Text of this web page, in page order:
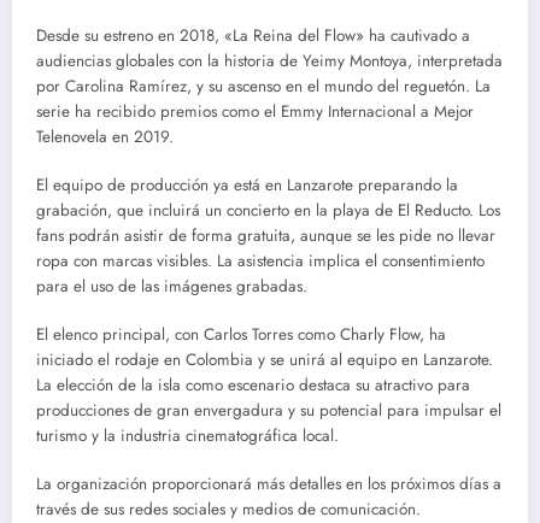
Desde su estreno en 2018, «La Reina del Flow» ha cautivado a
audiencias globales con la historia de Yeimy Montoya, interpretada
por Carolina Ramírez, y su ascenso en el mundo del reguetón. La
serie ha recibido premios como el Emmy Internacional a Mejor
Telenovela en 2019.
El equipo de producción ya está en Lanzarote preparando la
grabación, que incluirá un concierto en la playa de El Reducto. Los
fans podrán asistir de forma gratuita, aunque se les pide no llevar
ropa con marcas visibles. La asistencia implica el consentimiento
para el uso de las imágenes grabadas.
El elenco principal, con Carlos Torres como Charly Flow, ha
iniciado el rodaje en Colombia y se unirá al equipo en Lanzarote.
La elección de la isla como escenario destaca su atractivo para
producciones de gran envergadura y su potencial para impulsar el
turismo y la industria cinematográfica local.
La organización proporcionará más detalles en los próximos días a
través de sus redes sociales y medios de comunicación.